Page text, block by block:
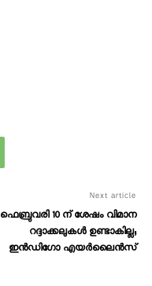
Next article
ഫെബ്രുവരി 10 ന് ശേഷം വിമാന
റദ്ദാക്കലുകൾ ഉണ്ടാകില്ല;
ഇൻഡിഗോ എയർലൈൻസ്